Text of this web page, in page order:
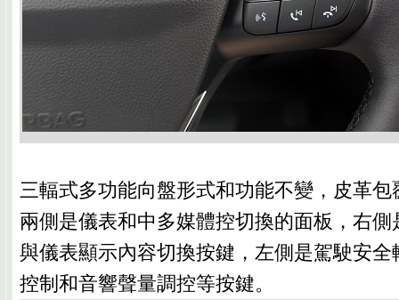
三輻式多功能向盤形式和功能不變，皮革
兩側是儀表和中多媒體控切換的面板，右
與儀表顯示內容切換按鍵，左側是駕駛安
控制和音響聲量調控等按鍵。